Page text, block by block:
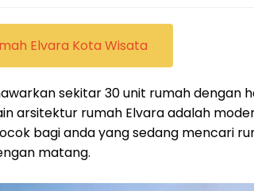
Elvara Kota Wisata
sekitar 30 unit rumah dengan
arsitektur rumah Elvara adalah
bagi anda yang sedang mencari
matang.